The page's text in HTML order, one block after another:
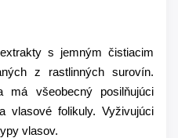
s jemným čistiacim
z rastlinných surovín.
má všeobecný posilňujúci
vlasové folikuly. Vyživujúci
vlasov.